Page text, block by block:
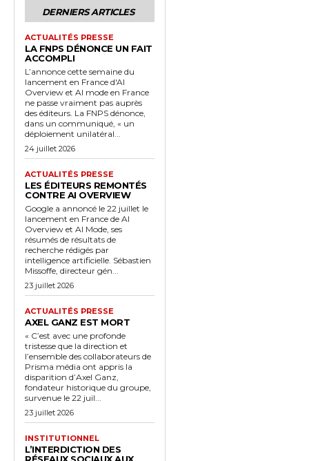
DERNIERS ARTICLES
ACTUALITÉS PRESSE
LA FNPS DÉNONCE UN FAIT
ACCOMPLI
L’annonce cette semaine du
lancement en France d'AI
Overview et AI mode en France
ne passe vraiment pas auprès
des éditeurs. La FNPS dénonce,
dans un communiqué, « un
déploiement unilatéral...
24 juillet 2026
ACTUALITÉS PRESSE
LES ÉDITEURS REMONTÉS
CONTRE AI OVERVIEW
Google a annoncé le 22 juillet le
lancement en France de AI
Overview et AI Mode, ses
résumés de résultats de
recherche rédigés par
intelligence artificielle. Sébastien
Missoffe, directeur gén...
23 juillet 2026
ACTUALITÉS PRESSE
AXEL GANZ EST MORT
« C’est avec une profonde
tristesse que la direction et
l’ensemble des collaborateurs de
Prisma média ont appris la
disparition d’Axel Ganz,
fondateur historique du groupe,
survenue le 22 juil...
23 juillet 2026
INSTITUTIONNEL
L’INTERDICTION DES